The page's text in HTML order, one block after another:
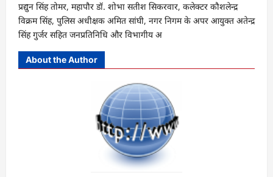
प्रद्युन सिंह तोमर, महापौर डॉ. शोभा सतीश सिकरवार, कलेक्टर कौशलेन्द्र
विक्रम सिंह, पुलिस अधीक्षक अमित सांघी, नगर निगम के अपर आयुक्त अतेन्द्र
सिंह गुर्जर सहित जनप्रतिनिधि और विभागीय अ
About the Author